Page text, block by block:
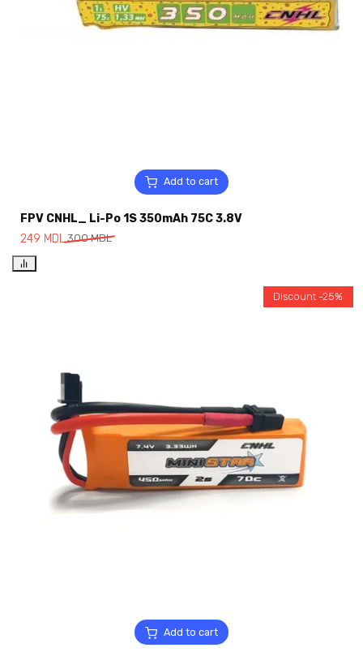
Add to cart
FPV CNHL_ Li-Po 1S 350mAh 75C 3.8V
300MDL
249 MDL
Add to cart
Discount -25%